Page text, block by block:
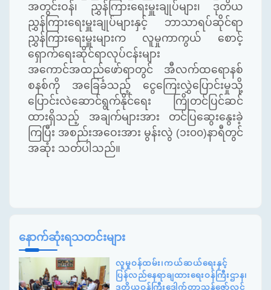
အတွင်းဝန်၊ ညွှန်ကြားရေးမှူးချုပ်များ၊ ဒုတိယ
ညွှန်ကြားရေးမှူးချုပ်များနှင့် ဘာသာရပ်ဆိုင်ရာ
ညွှန်ကြားရေးမှူးများက လူမှုကာကွယ် စောင့်
ရှောက်ရေးဆိုင်ရာလုပ်ငန်းများ
အကောင်အထည်ဖော်ရာတွင် အီလက်ထရောနစ်
စနစ်ကို အခြေခံသည့် ငွေကြေးလွှဲပြောင်းမှုသို့
ပြောင်းလဲဆောင်ရွက်နိုင်ရေး ကြိုတင်ပြင်ဆင်
ထားရှိသည့် အချက်များအား တင်ပြဆွေးနွေးခဲ့
ကြပြီး အစည်းအဝေးအား မွန်းလွဲ (၁း၀၀)နာရီတွင်
အဆုံး သတ်ပါသည်။
နောက်ဆုံးရသတင်းများ
လူမှုဝန်ထမ်း၊ကယ်ဆယ်ရေးနှင့်
ပြန်လည်နေရာချထားရေးဝန်ကြီးဌာန၊
ဒုတိယဝန်ကြီးဒေါက်တာသန့်ဇော်လွင်